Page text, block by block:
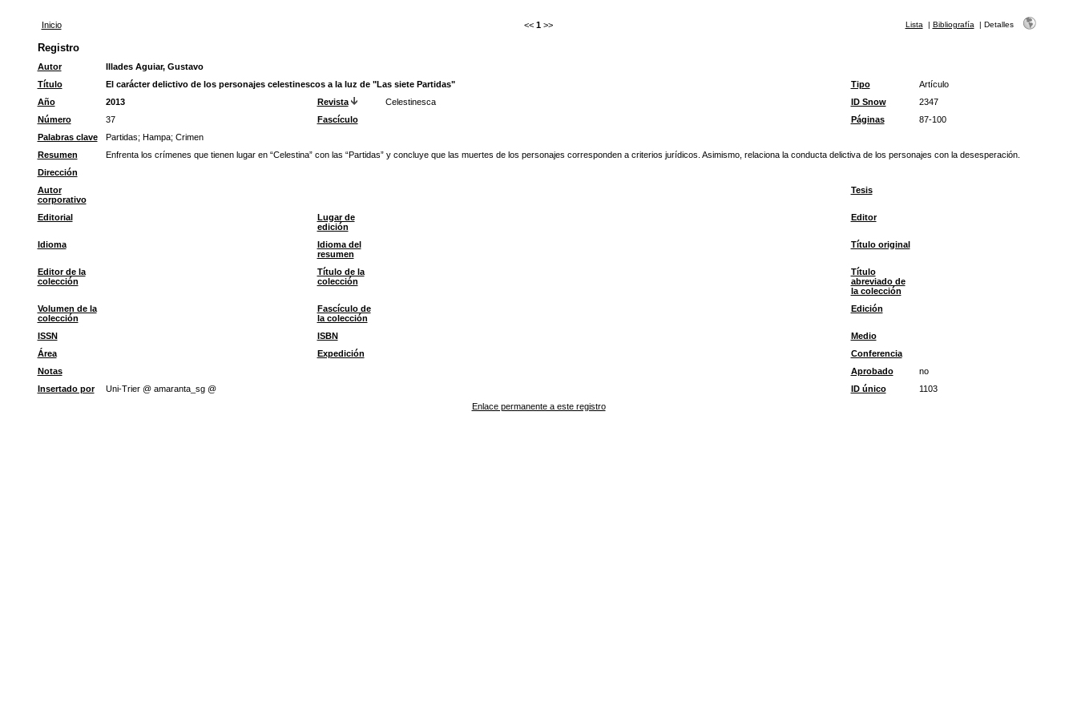
Inicio << 1 >> Lista | Bibliografía | Detalles
Registro
Autor
Illades Aguiar, Gustavo
Título
El carácter delictivo de los personajes celestinescos a la luz de "Las siete Partidas" Tipo
Artículo
Año
2013 Revista Celestinesca ID Snow
2347
Número
37 Fascículo Páginas
87-100
Palabras clave
Partidas; Hampa; Crimen
Resumen
Enfrenta los crímenes que tienen lugar en “Celestina” con las “Partidas” y concluye que las muertes de los personajes corresponden a criterios jurídicos. Asimismo, relaciona la conducta delictiva de los personajes con la desesperación.
Dirección
Autor
corporativo
Tesis
Editorial
Lugar de
edición
Editor
Idioma
Idioma del
resumen
Título original
Editor de la
colección
Título de la
colección
Título
abreviado de
la colección
Volumen de la
colección
Fascículo de
la colección
Edición
ISSN ISBN
Medio
Área
Expedición
Conferencia
Notas
Aprobado
no
Insertado por
Uni-Trier @ amaranta_sg @ ID único
1103
Enlace permanente a este registro